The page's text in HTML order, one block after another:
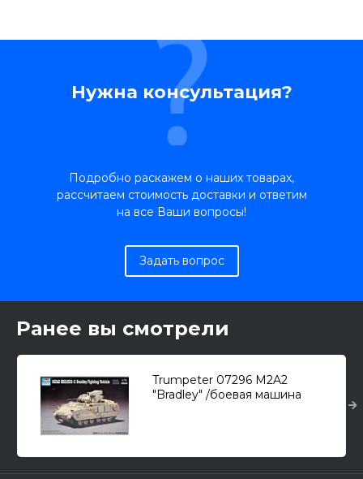
Нужна консультация?
Подробно раскажем о наших товарах,
рассчитаем стоимость доставки и ответим
на все Ваши вопросы!
Задать вопрос
Ранее вы смотрели
Trumpeter 07296 M2A2
"Bradley" /боевая машина